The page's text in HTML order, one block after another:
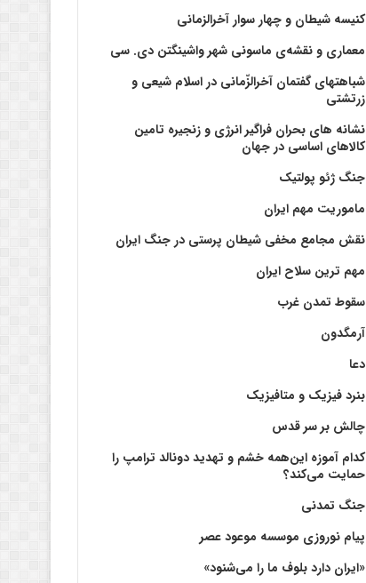
کنیسه شیطان و چهار سوار آخرالزمانی
معماری و نقشه‌ی ماسونی شهر واشينگتن دی. سی
شباهتهای گفتمان آخر‌الزّمانی در اسلام شیعی و
زرتشتی
نشانه های بحران فراگیر انرژی و زنجیره تامین
کالاهای اساسی در جهان
جنگ ژئو پولتیک
ماموریت مهم ایران
نقش مجامع مخفی شیطان پرستی در جنگ ایران
مهم ترین سلاح ایران
سقوط تمدن غرب
آرمگدون
دعا
بنرد فیزیک و متافیزیک
چالش بر سر قدس
کدام آموزه این‌همه خشم و تهدید دونالد ترامپ را
حمایت می‌کند؟
جنگ تمدنی
پیام نوروزی موسسه موعود عصر
«ایران دارد بلوف ما را می‌شنود»